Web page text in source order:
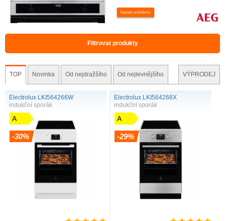
Filtrovat produkty
TOP Novinka Od nejdražšího Od nejlevnějšího VÝPRODEJ
Electrolux LKI564266W
indukční sporák
A
-30%
Electrolux LKI564266X
indukční sporák
A
-29%